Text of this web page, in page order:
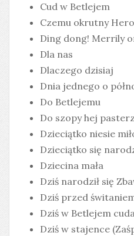
Cud w Betlejem
Czemu okrutny
Ding dong! Merrily
Dla nas
Dlaczego dzisiaj
Dnia jednego o
Do Betlejemu
Do szopy hej
Dzieciątko niesie
Dzieciątko się
Dziecina mała
Dziś narodził się
Dziś przed
Dziś w Betlejem
Dziś w stajence